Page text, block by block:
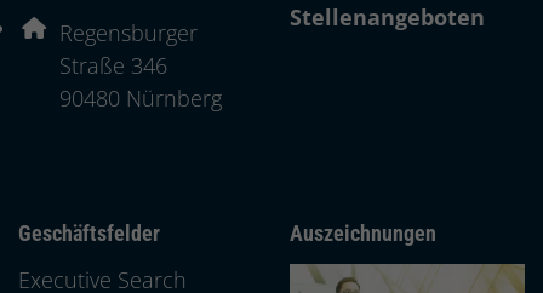
Adresse:
Regensburger
Straße 346
90480 , 9 0 4 8 0
Nürnberg
Stellenangeboten
Geschäftsfelder
Executive Search
Auszeichnungen